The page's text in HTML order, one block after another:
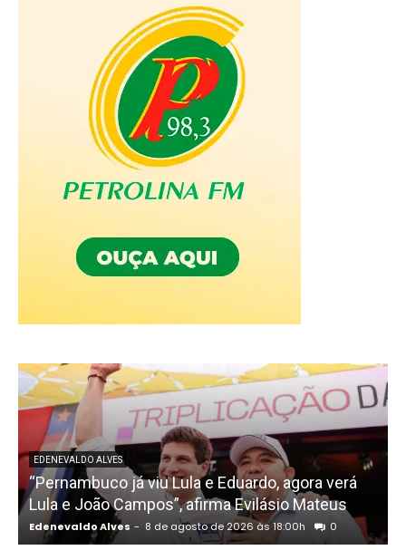
EDENEVALDO ALVES
“Pernambuco já viu Lula e Eduardo, agora verá
Lula e João Campos”, afirma Evilásio Mateus
Edenevaldo Alves - 8 de agosto de 2026 às 18:00h 0